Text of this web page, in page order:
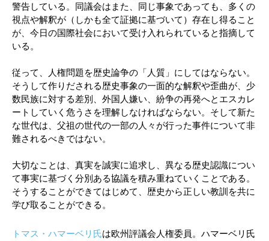
警告している。同議会はまた、同じ事象であっても、多くの
視点や解釈が（しかも全て証拠に基づいて）存在し得ること
が、今日の国際社会において受け入れられていると指摘して
いる。
従って、人権問題を歴史論争の「人質」にしてはならない。
そうして作りだされる歴史事象の一面的な解釈や歪曲が、少
数民族に対する差別、外国人嫌い、紛争の再発へとエスカレ
ートしていく危うさを理解しなければならない。そして新た
な世代は、父祖の世代の一部の人々が行った事件について非
難されるべきではない。
大切なことは、真実を誠実に追求し、異なる歴史認識につい
て事実に基づく分別ある協議を積み重ねていくことである。
そうすることができてはじめて、歴史から正しい教訓を共に
学び取ることができる。
トマス・ハマーベリ氏は欧州評議会人権委員。ハマーベリ氏